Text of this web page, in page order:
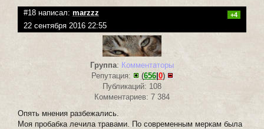
#18 написал: marzzz +4
22 сентября 2016 22:55
Группа: Комментаторы
Репутация:
(656|0)
Публикаций: 108
Комментариев: 7 384
Опять мнения разбежались.
Моя пробабка лечила травами. По современным меркам была